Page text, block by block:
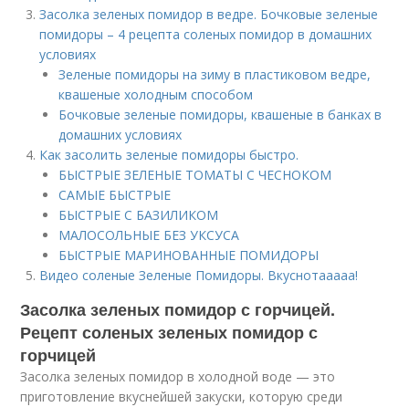
Засолка зеленых помидор в ведре. Бочковые зеленые
помидоры – 4 рецепта соленых помидор в домашних
условиях
Зеленые помидоры на зиму в пластиковом ведре,
квашеные холодным способом
Бочковые зеленые помидоры, квашеные в банках в
домашних условиях
Как засолить зеленые помидоры быстро.
БЫСТРЫЕ ЗЕЛЕНЫЕ ТОМАТЫ С ЧЕСНОКОМ
САМЫЕ БЫСТРЫЕ
БЫСТРЫЕ С БАЗИЛИКОМ
МАЛОСОЛЬНЫЕ БЕЗ УКСУСА
БЫСТРЫЕ МАРИНОВАННЫЕ ПОМИДОРЫ
Видео соленые Зеленые Помидоры. Вкуснотааааа!
Засолка зеленых помидор с горчицей.
Рецепт соленых зеленых помидор с
горчицей
Засолка зеленых помидор в холодной воде — это
приготовление вкуснейшей закуски, которую среди